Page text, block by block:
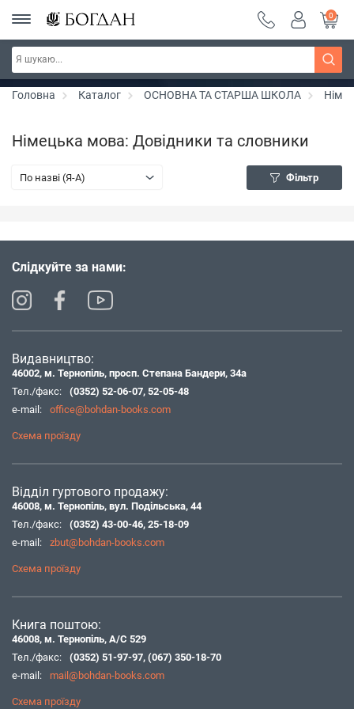
Серія "Чейзіана" ~ знижка 20%
0
Головна Каталог ОСНОВНА ТА СТАРША ШКОЛА
Німецька мова: Довідники та словники
По назві (Я-А) Фільтр
Слідкуйте за нами:
Видавництво:
46002, м. Тернопіль, просп. Степана Бандери, 34а
Тел./факс:
(0352) 52-06-07, 52-05-48
e-mail:
office@bohdan-books.com
Схема проїзду
Відділ гуртового продажу:
46008, м. Тернопіль, вул. Подільська, 44
Тел./факс:
(0352) 43-00-46, 25-18-09
e-mail:
zbut@bohdan-books.com
Схема проїзду
Книга поштою:
46008, м. Тернопіль, А/С 529
Тел./факс:
(0352) 51-97-97, (067) 350-18-70
e-mail:
mail@bohdan-books.com
Схема проїзду